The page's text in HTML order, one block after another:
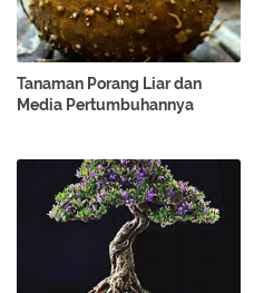
Tanaman Porang Liar dan
Media Pertumbuhannya